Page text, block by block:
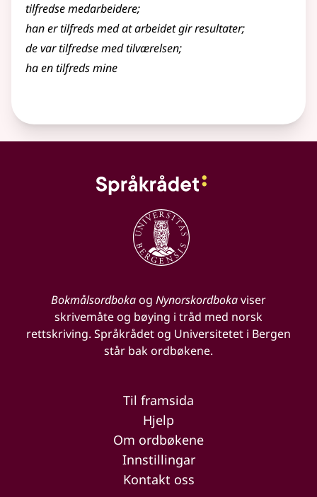
tilfredse medarbeidere;
han ertilfredsmed at arbeidet gir resultater;
de vartilfredsemed tilværelsen;
ha entilfredsmine
Bokmålsordbokaog Nynorskordbokaviser
skrivemåte og bøying i tråd med norsk
rettskriving. Språkrådet og Universitetet i Bergen
står bak ordbøkene.
Til framsida
Hjelp
Om ordbøkene
Innstillingar
Kontakt oss